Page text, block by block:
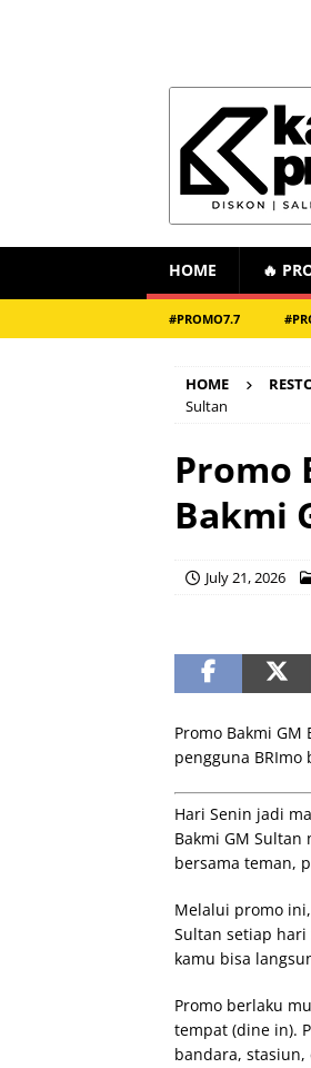
HOME 🔥
#PROMO7.7
HOME
Sultan
Promo
Bakmi
July 21, 2026
Promo Bakmi
pengguna BRImo
Hari Senin jadi
Bakmi GM
bersama teman,
Melalui promo
Sultan setiap
kamu bisa
Promo berlaku
tempat (dine in).
bandara,